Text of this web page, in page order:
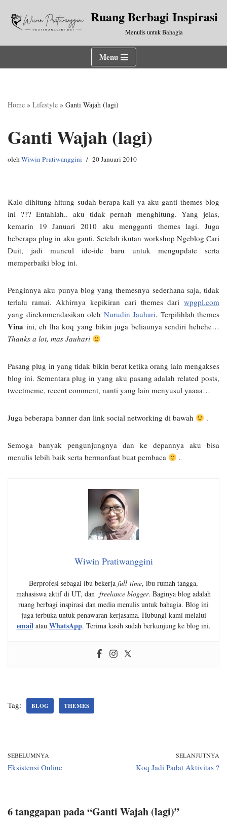
Lompat
Ruang Berbagi Inspirasi
Menulis untuk Bahagia
Menu
Home » Lifestyle » Ganti Wajah (lagi)
Ganti Wajah (lagi)
olehWiwin Pratiwanggini 20 Januari 2010
Kalo dihitung-hitung sudah berapa kali ya aku ganti themes blog
ini ??? Entahlah.. aku tidak pernah menghitung. Yang jelas,
kemarin 19 Januari 2010 aku mengganti themes lagi. Juga
beberapa plug in aku ganti. Setelah ikutan workshop Ngeblog Cari
Duit, jadi muncul ide-ide baru untuk mengupdate serta
memperbaiki blog ini.
Penginnya aku punya blog yang themesnya sederhana saja, tidak
terlalu ramai. Akhirnya kepikiran cari themes dari wpgpl.com
yang direkomendasikan oleh Nurudin Jauhari. Terpilihlah themes
Vina ini, eh lha koq yang bikin juga beliaunya sendiri hehehe…
Thanks a lot, mas Jauhari
Pasang plug in yang tidak bikin berat ketika orang lain mengakses
blog ini. Sementara plug in yang aku pasang adalah related posts,
tweetmeme, recent comment, nanti yang lain menyusul yaaaa…
Juga beberapa banner dan link social networking di bawah .
Semoga banyak pengunjungnya dan ke depannya aku bisa
menulis lebih baik serta bermanfaat buat pembaca
.
Wiwin Pratiwanggini
Berprofesi sebagai ibu bekerja full-time, ibu rumah tangga,
mahasiswa aktif di UT, dan freelance blogger. Baginya blog adalah
ruang berbagi inspirasi dan media menulis untuk bahagia. Blog ini
juga terbuka untuk penawaran kerjasama. Hubungi kami melalui
emailatau WhatsApp. Terima kasih sudah berkunjung ke blog ini.
Tag: BLOG THEMES
SEBELUMNYA
Eksistensi Online
SELANJUTNYA
Koq Jadi Padat Aktivitas ?
6 tanggapan pada “Ganti Wajah (lagi)”